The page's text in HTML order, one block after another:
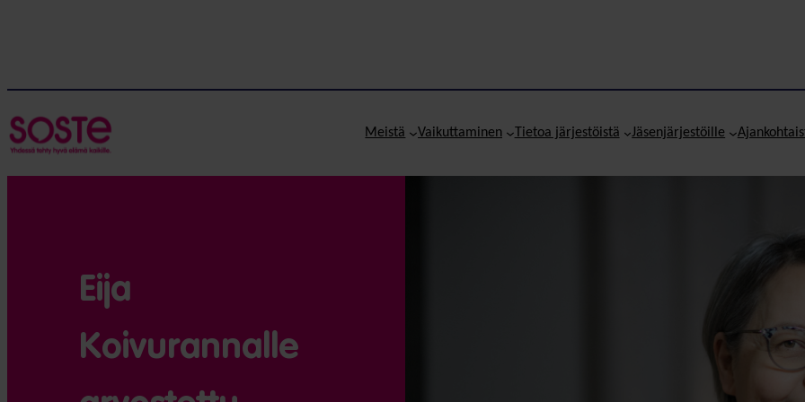
Meistä Vaikuttaminen Tietoa järjestöistä Jäsenjärjestöille
Eija
Koivurannalle